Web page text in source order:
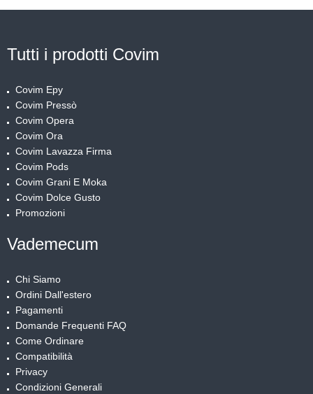
Tutti i prodotti Covim
Covim Epy
Covim Pressò
Covim Opera
Covim Ora
Covim Lavazza Firma
Covim Pods
Covim Grani E Moka
Covim Dolce Gusto
Promozioni
Vademecum
Chi Siamo
Ordini Dall'estero
Pagamenti
Domande Frequenti FAQ
Come Ordinare
Compatibilità
Privacy
Condizioni Generali